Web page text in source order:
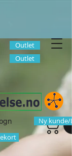
Outlet
Outlet
Ny kunde/